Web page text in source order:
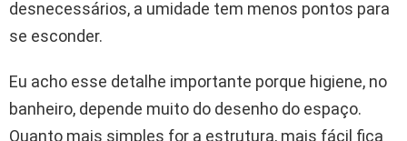
desnecessários, a umidade tem menos pontos para
se esconder.
Eu acho esse detalhe importante porque higiene, no
banheiro, depende muito do desenho do espaço.
Quanto mais simples for a estrutura, mais fácil fica